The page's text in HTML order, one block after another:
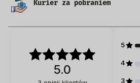
Kurier za pobraniem
5.0
5
4
3